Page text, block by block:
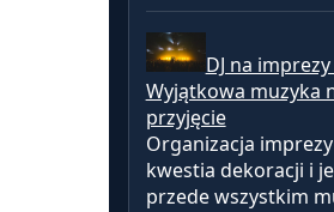
DJ na
Wyjątkowa muzyka
przyjęcie
Organizacja
kwestia dekoracji i
przede wszystkim